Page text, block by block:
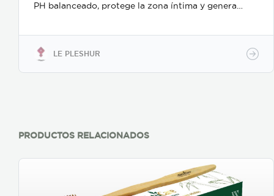
PH balanceado, protege la zona íntima y genera
Naranja/Melocotón/Mango/Pie de Limón.
LE PLESHUR
PRODUCTOS RELACIONADOS